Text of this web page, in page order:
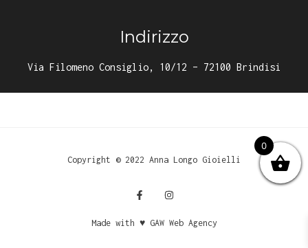
Indirizzo
Via Filomeno Consiglio, 10/12 – 72100 Brindisi
Copyright © 2022 Anna Longo Gioielli
Made with ♥ GAW Web Agency
0